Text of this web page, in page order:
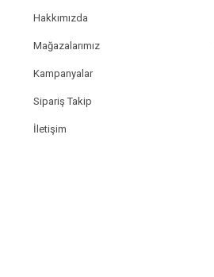
Hakkımızda
Mağazalarımız
Kampanyalar
Sipariş Takip
İletişim